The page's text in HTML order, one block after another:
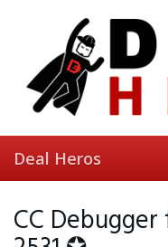
Deal Heros
CC